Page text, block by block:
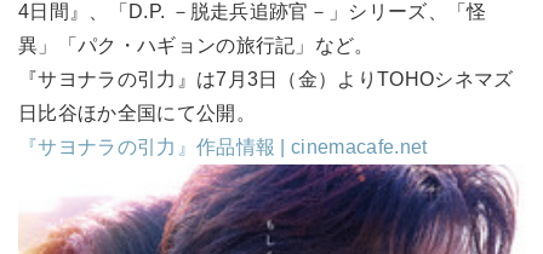
4日間』、「D.P. －脱走兵追跡官－」シリーズ、「怪
異」「パク・ハギョンの旅行記」など。
『サヨナラの引力』は7月3日（金）よりTOHOシネマズ
日比谷ほか全国にて公開。
『サヨナラの引力』作品情報 | cinemacafe.net